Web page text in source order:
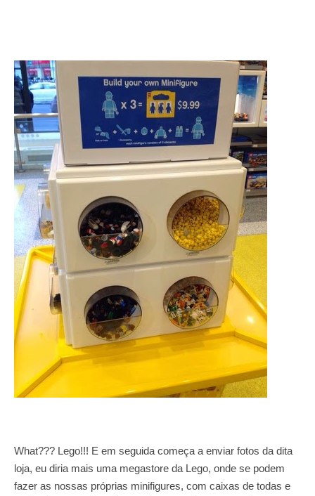
What??? Lego!!! E em seguida começa a enviar fotos da dita
loja, eu diria mais uma megastore da Lego, onde se podem
fazer as nossas próprias minifigures, com caixas de todas e